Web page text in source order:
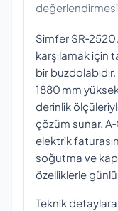
Simfer
karşılamak için
bir
1880 mm
derinlik
çözüm sunar.
elektrik
soğutma ve
özelliklerle günlük
Teknik detaylara